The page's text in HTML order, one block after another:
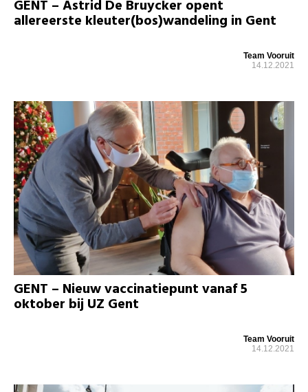
GENT – Astrid De Bruycker opent
allereerste kleuter(bos)wandeling in Gent
Team Vooruit
14.12.2021
GENT – Nieuw vaccinatiepunt vanaf 5
oktober bij UZ Gent
Team Vooruit
14.12.2021